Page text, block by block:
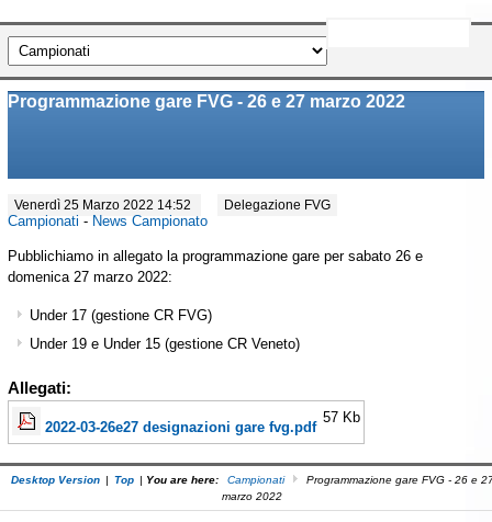
Programmazione gare FVG - 26 e 27 marzo 2022
Venerdì 25 Marzo 2022 14:52 Delegazione FVG
Campionati - News Campionato
Pubblichiamo in allegato la programmazione gare per sabato 26 e
domenica 27 marzo 2022:
Under 17 (gestione CR FVG)
Under 19 e Under 15 (gestione CR Veneto)
Allegati:
2022-03-26e27 designazioni gare fvg.pdf
57 Kb
Desktop Version | Top | You are here: Campionati
Programmazione gare FVG - 26 e
marzo 2022